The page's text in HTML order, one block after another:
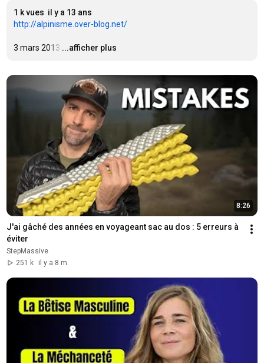
1 k vues il y a 13 ans
http://alpinisme.over-blog.net/
3 mars 2013 …
...afficher plus
8:26
J'ai gâché des années en voyageant sac au dos : 5 erreurs à
éviter
StepMassive
251 k
il y a 8 m.